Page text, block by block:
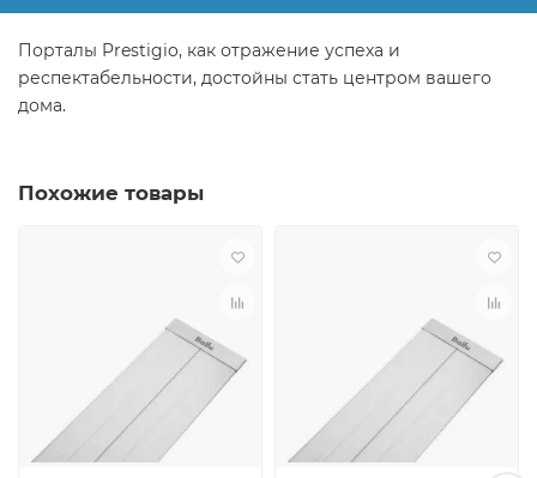
Порталы Prestigio, как отражение успеха и
респектабельности, достойны стать центром вашего
дома.
Похожие товары